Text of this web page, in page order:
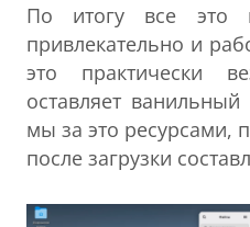
По итогу все это
привлекательно и
это практически
оставляет
мы за это ресурсами,
после загрузки